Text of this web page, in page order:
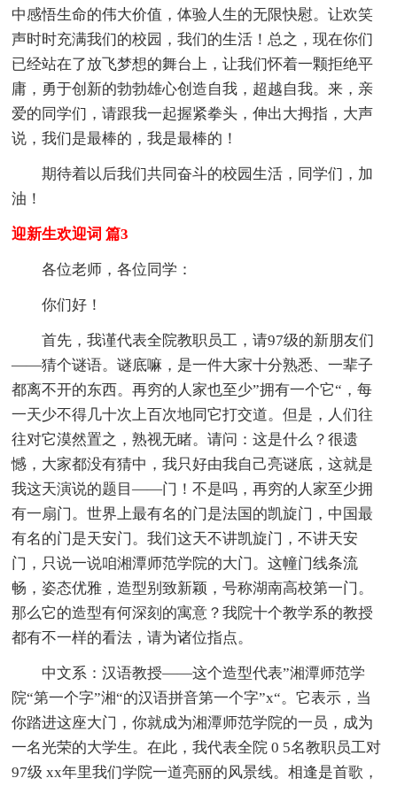
中感悟生命的伟大价值，体验人生的无限快慰。让欢笑
声时时充满我们的校园，我们的生活！总之，现在你们
已经站在了放飞梦想的舞台上，让我们怀着一颗拒绝平
庸，勇于创新的勃勃雄心创造自我，超越自我。来，亲
爱的同学们，请跟我一起握紧拳头，伸出大拇指，大声
说，我们是最棒的，我是最棒的！
期待着以后我们共同奋斗的校园生活，同学们，加
油！
迎新生欢迎词 篇3
各位老师，各位同学：
你们好！
首先，我谨代表全院教职员工，请97级的新朋友们
——猜个谜语。谜底嘛，是一件大家十分熟悉、一辈子
都离不开的东西。再穷的人家也至少”拥有一个它“，每
一天少不得几十次上百次地同它打交道。但是，人们往
往对它漠然置之，熟视无睹。请问：这是什么？很遗
憾，大家都没有猜中，我只好由我自己亮谜底，这就是
我这天演说的题目——门！不是吗，再穷的人家至少拥
有一扇门。世界上最有名的门是法国的凯旋门，中国最
有名的门是天安门。我们这天不讲凯旋门，不讲天安
门，只说一说咱湘潭师范学院的大门。这幢门线条流
畅，姿态优雅，造型别致新颖，号称湖南高校第一门。
那么它的造型有何深刻的寓意？我院十个教学系的教授
都有不一样的看法，请为诸位指点。
中文系：汉语教授——这个造型代表”湘潭师范学
院“第一个字”湘“的汉语拼音第一个字”x“。它表示，当
你踏进这座大门，你就成为湘潭师范学院的一员，成为
一名光荣的大学生。在此，我代表全院 0 5名教职员工对
97级 xx年里我们学院一道亮丽的风景线。相逢是首歌，